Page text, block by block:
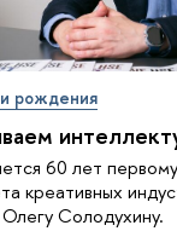
рождения
60 лет
креативных
Солодухину.